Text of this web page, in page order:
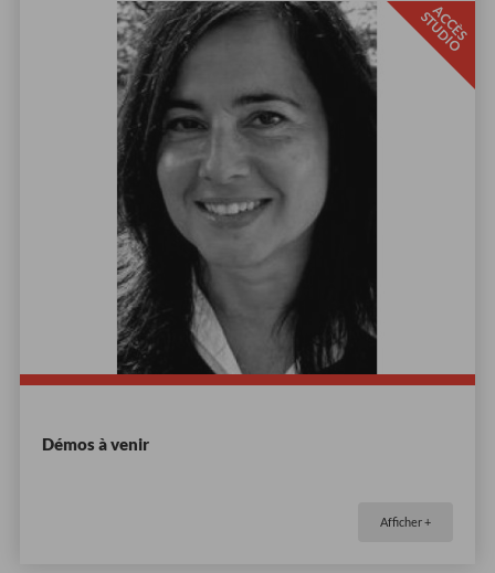
A
C
C
È
S
S
T
U
D
I
O
Démos à venir
Afficher +